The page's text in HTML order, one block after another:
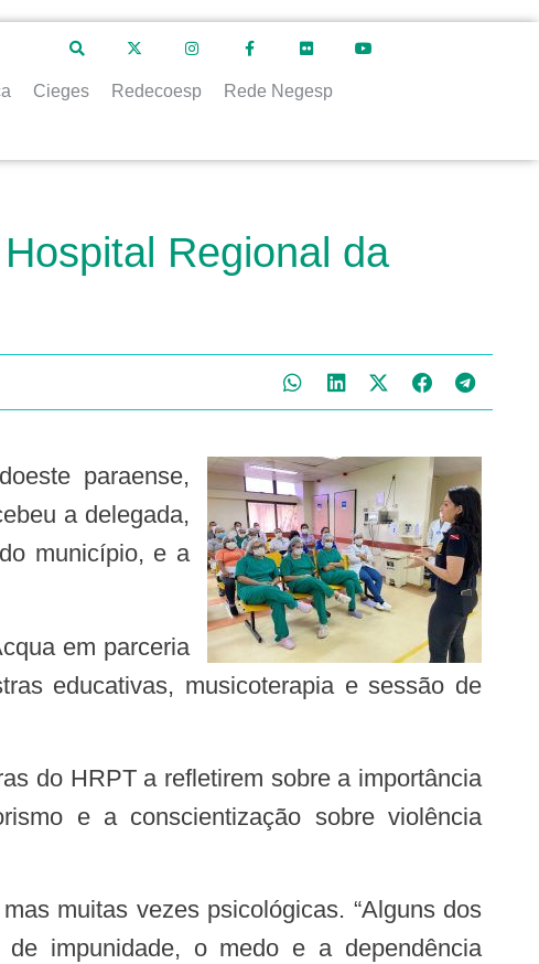
Cieges Redecoesp Rede Negesp
Regional da
a delegada,
município, e a
educativas, musicoterapia e sessão de
e a conscientização sobre violência
impunidade, o medo e a dependência